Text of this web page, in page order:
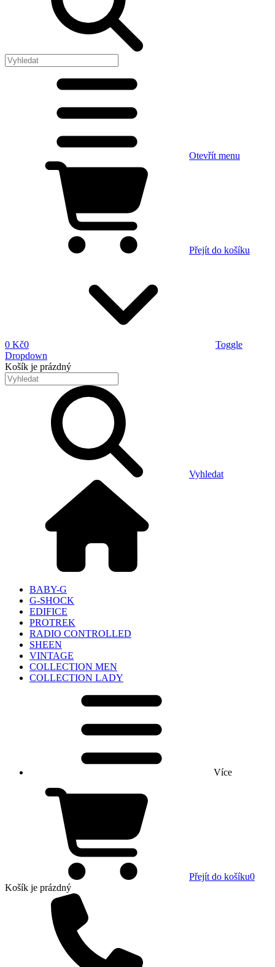
Otevřít menu
Přejít do košíku
0 Kč0
Toggle
Dropdown
Košík je prázdný
Vyhledat
BABY-G
G-SHOCK
EDIFICE
PROTREK
RADIO CONTROLLED
SHEEN
VINTAGE
COLLECTION MEN
COLLECTION LADY
Více
Přejít do košíku0
Košík je prázdný